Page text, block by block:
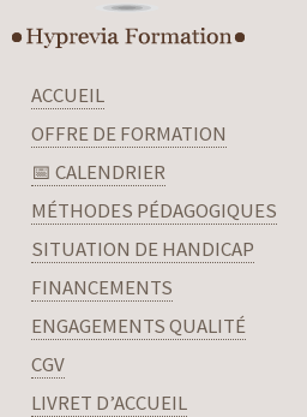
ACCUEIL
OFFRE DE FORMATION
📅 CALENDRIER
MÉTHODES PÉDAGOGIQUES
SITUATION DE HANDICAP
FINANCEMENTS
ENGAGEMENTS QUALITÉ
CGV
LIVRET D’ACCUEIL